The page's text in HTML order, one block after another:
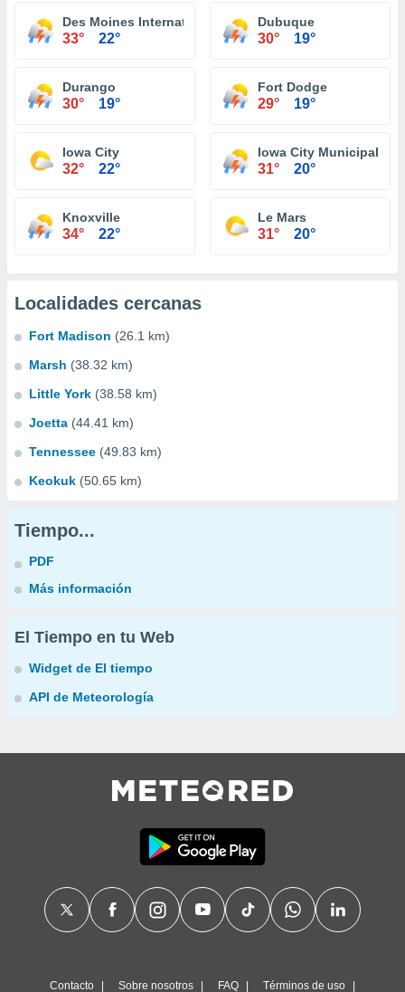
Des Moines International Airport
33° 22°
Dubuque
30° 19°
Durango
30° 19°
Fort Dodge
29° 19°
Iowa City
32° 22°
Iowa City Municipal
31° 20°
Knoxville
34° 22°
Le Mars
31° 20°
Localidades cercanas
Fort Madison (26.1 km)
Marsh (38.32 km)
Little York (38.58 km)
Joetta (44.41 km)
Tennessee (49.83 km)
Keokuk (50.65 km)
Tiempo...
PDF
Más información
El Tiempo en tu Web
Widget de El tiempo
API de Meteorología
Contacto Sobre nosotros FAQ Términos de uso